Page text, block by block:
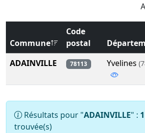
Commune
Code
postal
ADAINVILLE
78113 Yvelines
Résultats pour "ADAINVILLE" : 1
trouvée(s)